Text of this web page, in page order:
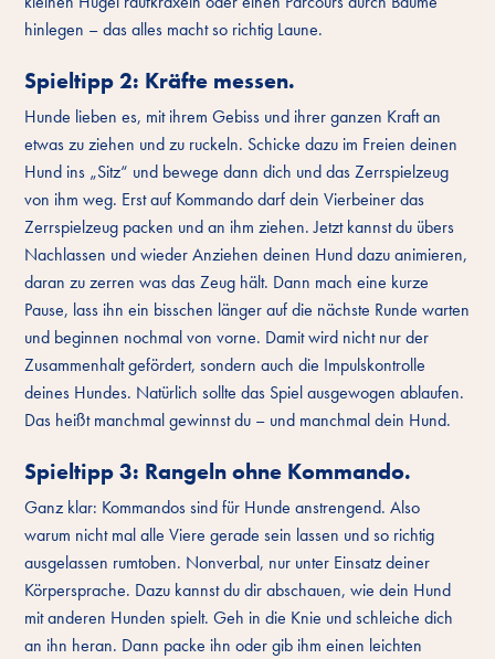
hinlegen – das alles macht so richtig Laune.
Spieltipp 2: Kräfte messen.
Hunde lieben es, mit ihrem Gebiss und ihrer ganzen Kraft an
etwas zu ziehen und zu ruckeln. Schicke dazu im Freien deinen
Hund ins „Sitz“ und bewege dann dich und das Zerrspielzeug
von ihm weg. Erst auf Kommando darf dein Vierbeiner das
Zerrspielzeug packen und an ihm ziehen. Jetzt kannst du übers
Nachlassen und wieder Anziehen deinen Hund dazu animieren,
daran zu zerren was das Zeug hält. Dann mach eine kurze
Pause, lass ihn ein bisschen länger auf die nächste Runde warten
und beginnen nochmal von vorne. Damit wird nicht nur der
Zusammenhalt gefördert, sondern auch die Impulskontrolle
deines Hundes. Natürlich sollte das Spiel ausgewogen ablaufen.
Das heißt manchmal gewinnst du – und manchmal dein Hund.
Spieltipp 3: Rangeln ohne Kommando.
Ganz klar: Kommandos sind für Hunde anstrengend. Also
warum nicht mal alle Viere gerade sein lassen und so richtig
ausgelassen rumtoben. Nonverbal, nur unter Einsatz deiner
Körpersprache. Dazu kannst du dir abschauen, wie dein Hund
mit anderen Hunden spielt. Geh in die Knie und schleiche dich
an ihn heran. Dann packe ihn oder gib ihm einen leichten